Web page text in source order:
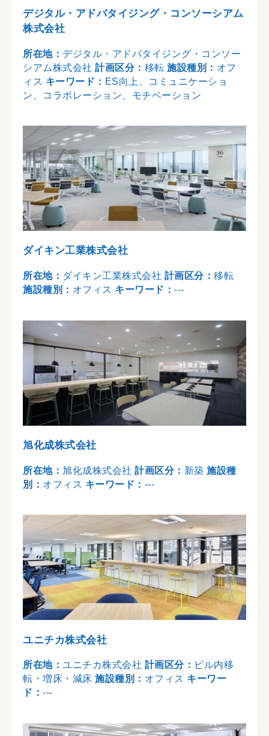
デジタル・アドバタイジング・コンソーシアム
株式会社
所在地： デジタル・アドバタイジング・コンソー
シアム株式会社計画区分： 移転施設種別： オフ
ィス キーワード： ES向上、コミュニケーショ
ン、コラボレーション、モチベーション
ダイキン工業株式会社
所在地： ダイキン工業株式会社 計画区分：移転
施設種別： オフィス キーワード：---
旭化成株式会社
所在地： 旭化成株式会社計画区分： 新築施設種
別： オフィス キーワード： ---
ユニチカ株式会社
所在地：ユニチカ株式会社 計画区分： ビル内移
転・増床・減床施設種別： オフィス キーワー
ド：---